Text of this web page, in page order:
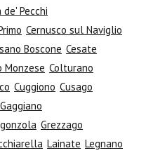
de' Pecchi
Cernusco sul Naviglio
Boscone Cesate
Monzese Colturano
Cuggiono Cusago
Gaggiano
Grezzago
Lainate Legnano